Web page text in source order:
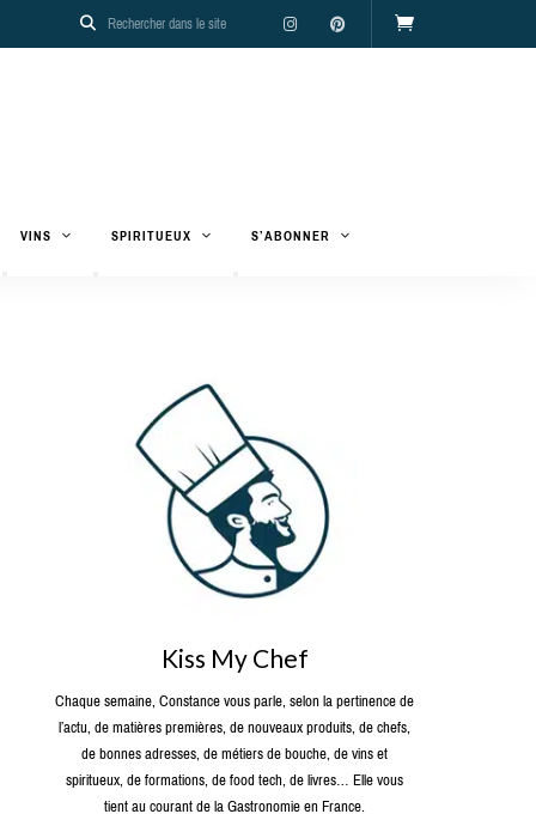
VINS SPIRITUEUX S’ABONNER
Kiss My Chef
Chaque semaine, Constance vous parle, selon la pertinence de
l’actu, de matières premières, de nouveaux produits, de chefs,
de bonnes adresses, de métiers de bouche, de vins et
spiritueux, de formations, de food tech, de livres… Elle vous
tient au courant de la Gastronomie en France.